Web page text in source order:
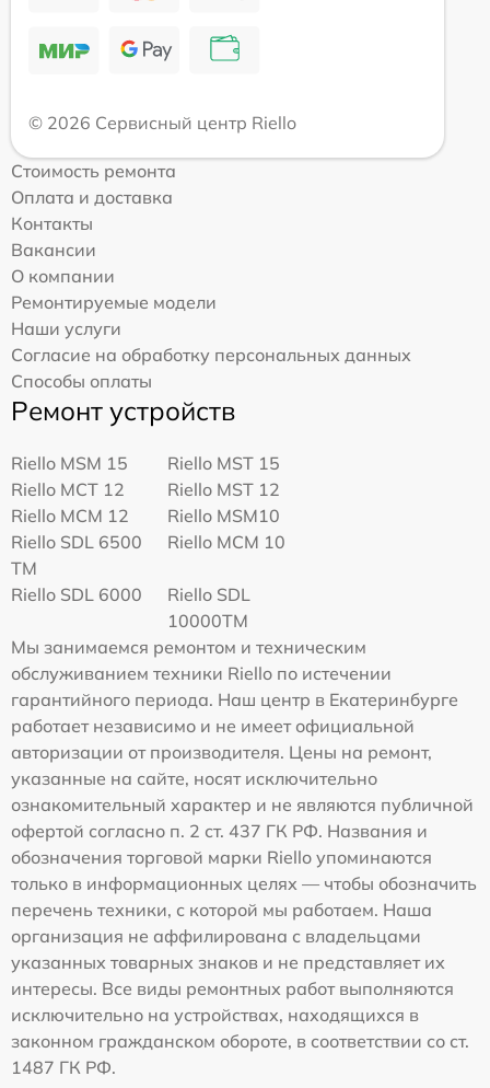
© 2026 Сервисный центр Riello
Стоимость ремонта
Оплата и доставка
Контакты
Вакансии
О компании
Ремонтируемые модели
Наши услуги
Согласие на обработку персональных данных
Способы оплаты
Ремонт устройств
Riello MSM 15
Riello MST 15
Riello MCT 12
Riello MST 12
Riello MCM 12
Riello MSM10
Riello SDL 6500
TM
Riello MCM 10
Riello SDL 6000
Riello SDL
10000TM
Мы занимаемся ремонтом и техническим
обслуживанием техники Riello по истечении
гарантийного периода. Наш центр в Екатеринбурге
работает независимо и не имеет официальной
авторизации от производителя. Цены на ремонт,
указанные на сайте, носят исключительно
ознакомительный характер и не являются публичной
офертой согласно п. 2 ст. 437 ГК РФ. Названия и
обозначения торговой марки Riello упоминаются
только в информационных целях — чтобы обозначить
перечень техники, с которой мы работаем. Наша
организация не аффилирована с владельцами
указанных товарных знаков и не представляет их
интересы. Все виды ремонтных работ выполняются
исключительно на устройствах, находящихся в
законном гражданском обороте, в соответствии со ст.
1487 ГК РФ.